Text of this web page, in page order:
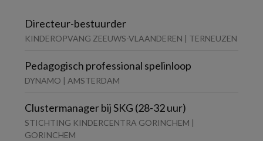
Directeur-bestuurder
KINDEROPVANG ZEEUWS-VLAANDEREN | TERNEUZEN
Pedagogisch professional spelinloop
DYNAMO | AMSTERDAM
Clustermanager bij SKG (28-32 uur)
STICHTING KINDERCENTRA GORINCHEM |
GORINCHEM